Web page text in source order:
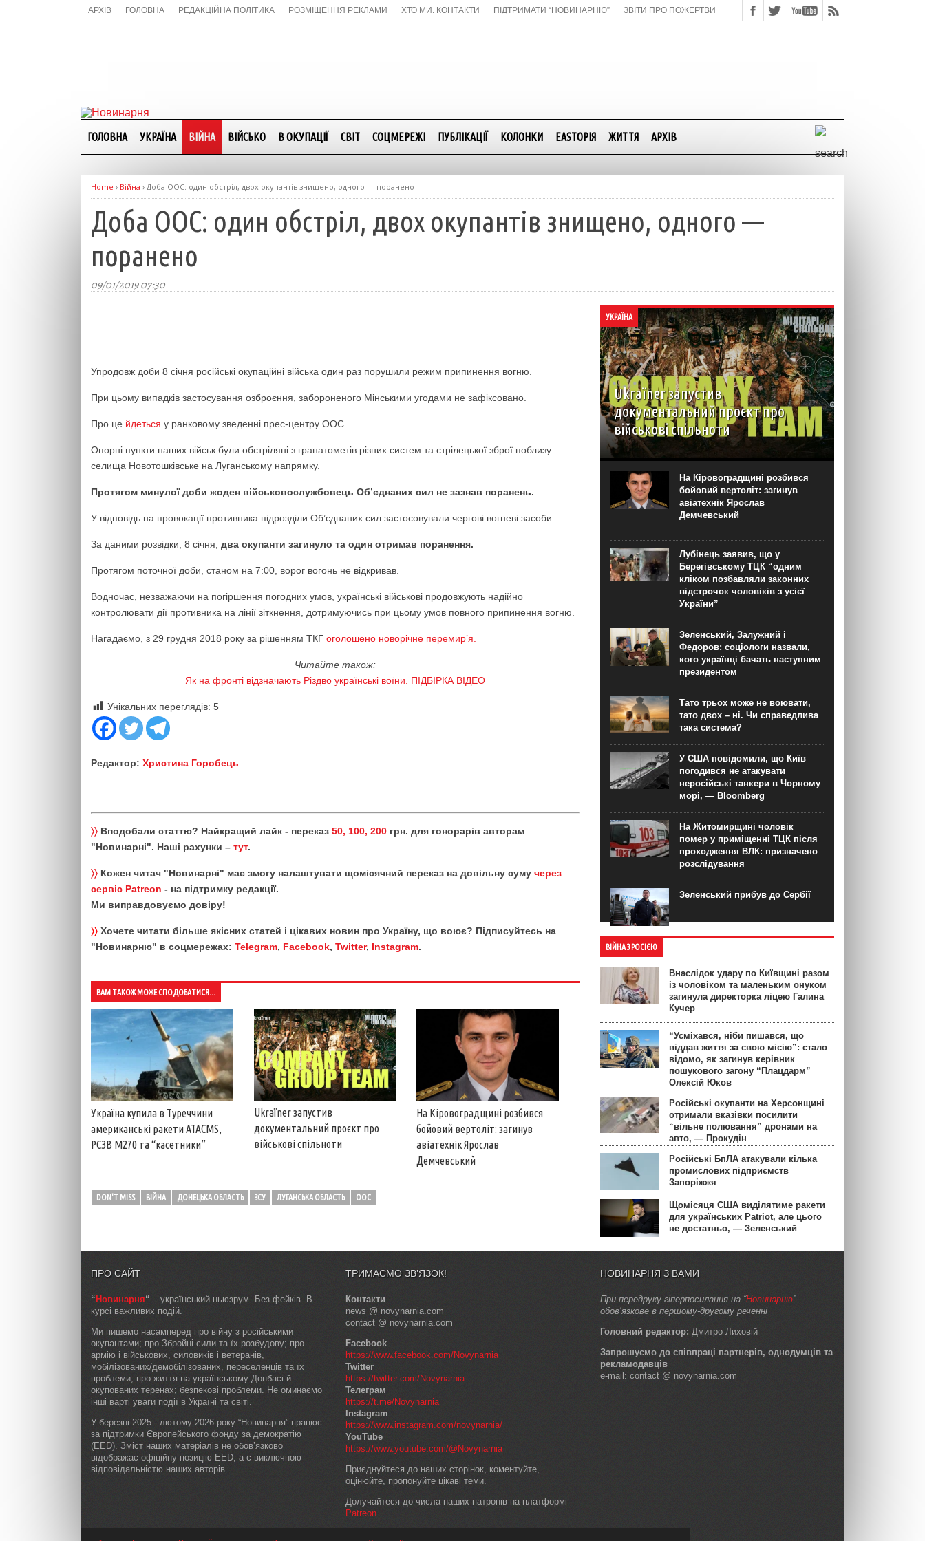
АРХІВ ГОЛОВНА РЕДАКЦІЙНА ПОЛІТИКА РОЗМІЩЕННЯ РЕКЛАМИ ХТО МИ. КОНТАКТИ ПІДТРИМАТИ “НОВИНАРНЮ” ЗВІТИ ПРО ПОЖЕРТВИ
ГОЛОВНА УКРАЇНА ВІЙНА ВІЙСЬКО В ОКУПАЦІЇ СВІТ СОЦМЕРЕЖІ ПУБЛІКАЦІЇ КОЛОНКИ EASTОРІЯ ЖИТТЯ АРХІВ
Home › Війна › Доба ООС: один обстріл, двох окупантів знищено, одного — поранено
Доба ООС: один обстріл, двох окупантів знищено, одного —
поранено
09/01/2019 07:30
Упродовж доби 8 січня російські окупаційні війська один раз порушили режим припинення вогню.
При цьому випадків застосування озброєння, забороненого Мінськими угодами не зафіксовано.
Про це йдеться у ранковому зведенні прес-центру ООС.
Опорні пункти наших військ були обстріляні з гранатометів різних систем та стрілецької зброї поблизу
селища Новотошківське на Луганському напрямку.
Протягом минулої доби жоден військовослужбовець Об’єднаних сил не зазнав поранень.
У відповідь на провокації противника підрозділи Об’єднаних сил застосовували чергові вогневі засоби.
За даними розвідки, 8 січня, два окупанти загинуло та один отримав поранення.
Протягом поточної доби, станом на 7:00, ворог вогонь не відкривав.
Водночас, незважаючи на погіршення погодних умов, українські військові продовжують надійно
контролювати дії противника на лінії зіткнення, дотримуючись при цьому умов повного припинення вогню.
Нагадаємо, з 29 грудня 2018 року за рішенням ТКГ оголошено новорічне перемир’я.
Читайте також:
Як на фронті відзначають Різдво українські воїни. ПІДБІРКА ВІДЕО
Унікальних переглядів: 5
Редактор: Христина Горобець
〉〉 Вподобали статтю? Найкращий лайк - переказ 50, 100, 200 грн. для гонорарів авторам
"Новинарні". Наші рахунки – тут.
〉〉 Кожен читач "Новинарні" має змогу налаштувати щомісячний переказ на довільну суму через
сервіс Patreon - на підтримку редакції.
Ми виправдовуємо довіру!
〉〉 Хочете читати більше якісних статей і цікавих новин про Україну, що воює? Підписуйтесь на
"Новинарню" в соцмережах: Telegram, Facebook, Twitter, Instagram.
ВАМ ТАКОЖ МОЖЕ СПОДОБАТИСЯ...
Україна купила в Туреччини
американські ракети ATACMS,
РСЗВ M270 та “касетники”
Ukraїner запустив
документальний проєкт про
військові спільноти
На Кіровоградщині розбився
бойовий вертоліт: загинув
авіатехнік Ярослав
Демчевський
DON'T MISS ВІЙНА ДОНЕЦЬКА ОБЛАСТЬ ЗСУ ЛУГАНСЬКА ОБЛАСТЬ ООС
УКРАЇНА
Ukraїner запустив
документальний проєкт про
військові спільноти
На YouTube-каналі Ukraїner W відбулася
прем’єра першої серії нового документального
проєкту “Мілітарі спільноти”. Про це “Новинарні”
повідомили в Ukraїner. “Кожна серія присвячена
окремій спільноті — її історії, цінностям,
внутрішній...
На Кіровоградщині розбився
бойовий вертоліт: загинув
авіатехнік Ярослав
Демчевський
Лубінець заявив, що у
Берегівському ТЦК “одним
кліком позбавляли законних
відстрочок чоловіків з усієї
України”
Зеленський, Залужний і
Федоров: соціологи назвали,
кого українці бачать наступним
президентом
Тато трьох може не воювати,
тато двох – ні. Чи справедлива
така система?
У США повідомили, що Київ
погодився не атакувати
неросійські танкери в Чорному
морі, — Bloomberg
На Житомирщині чоловік
помер у приміщенні ТЦК після
проходження ВЛК: призначено
розслідування
Зеленський прибув до Сербії
ВІЙНА З РОСІЄЮ
Внаслідок удару по Київщині разом
із чоловіком та маленьким онуком
загинула директорка ліцею Галина
Кучер
“Усміхався, ніби пишався, що
віддав життя за свою місію”: стало
відомо, як загинув керівник
пошукового загону “Плацдарм”
Олексій Юков
Російські окупанти на Херсонщині
отримали вказівки посилити
“вільне полювання” дронами на
авто, — Прокудін
Російські БпЛА атакували кілька
промислових підприємств
Запоріжжя
Щомісяця США виділятиме ракети
для українських Patriot, але цього
не достатньо, — Зеленський
ПРО САЙТ
“ Новинарня“ – український ньюзрум. Без фейків. В
курсі важливих подій.
Ми пишемо насамперед про війну з російськими
окупантами; про Збройні сили та їх розбудову; про
армію і військових, силовиків і ветеранів,
мобілізованих/демобілізованих, переселенців та їх
проблеми; про життя на українському Донбасі й
окупованих теренах; безпекові проблеми. Не оминаємо
інші варті уваги події в Україні та світі.
У березні 2025 - лютому 2026 року “Новинарня” працює
за підтримки Європейського фонду за демократію
(EED). Зміст наших матеріалів не обов’язково
відображає офіційну позицію EED, а є виключною
відповідальністю наших авторів.
ТРИМАЄМО ЗВ’ЯЗОК!
Контакти
news @ novynarnia.com
contact @ novynarnia.com
Facebook
https://www.facebook.com/Novynarnia
Twitter
https://twitter.com/Novynarnia
Телеграм
https://t.me/Novynarnia
Instagram
https://www.instagram.com/novynarnia/
YouTube
https://www.youtube.com/@Novynarnia
Приєднуйтеся до наших сторінок, коментуйте,
оцінюйте, пропонуйте цікаві теми.
Долучайтеся до числа наших патронів на платформі
Patreon
НОВИНАРНЯ З ВАМИ
При передруку гіперпосилання на “Новинарню”
обов’язкове в першому-другому реченні
Головний редактор: Дмитро Лиховій
Запрошуємо до співпраці партнерів, однодумців та
рекламодавців
e-mail: contact @ novynarnia.com